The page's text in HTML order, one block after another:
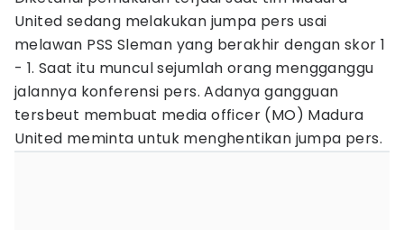
United sedang melakukan jumpa pers usai
melawan PSS Sleman yang berakhir dengan skor 1
- 1. Saat itu muncul sejumlah orang mengganggu
jalannya konferensi pers. Adanya gangguan
tersbeut membuat media officer (MO) Madura
United meminta untuk menghentikan jumpa pers.